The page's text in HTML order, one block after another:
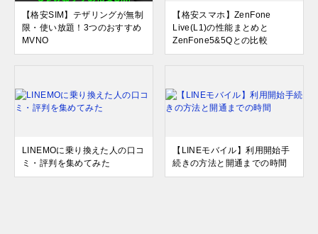
【格安SIM】テザリングが無制
限・使い放題！3つのおすすめ
MVNO
【格安スマホ】ZenFone
Live(L1)の性能まとめと
ZenFone5&5Qとの比較
LINEMOに乗り換えた人の口コ
ミ・評判を集めてみた
【LINEモバイル】利用開始手
続きの方法と開通までの時間